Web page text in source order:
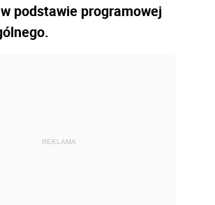
podstawie programowej
REKLAMA